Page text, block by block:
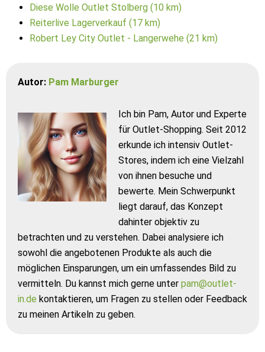
Diese Wolle Outlet Stolberg (10 km)
Reiterlive Lagerverkauf (17 km)
Robert Ley City Outlet - Langerwehe (21 km)
Autor: Pam Marburger
Ich bin Pam, Autor und Experte
für Outlet-Shopping. Seit 2012
erkunde ich intensiv Outlet-
Stores, indem ich eine Vielzahl
von ihnen besuche und
bewerte. Mein Schwerpunkt
liegt darauf, das Konzept
dahinter objektiv zu
betrachten und zu verstehen. Dabei analysiere ich
sowohl die angebotenen Produkte als auch die
möglichen Einsparungen, um ein umfassendes Bild zu
vermitteln. Du kannst mich gerne unter pam@outlet-
in.de kontaktieren, um Fragen zu stellen oder Feedback
zu meinen Artikeln zu geben.